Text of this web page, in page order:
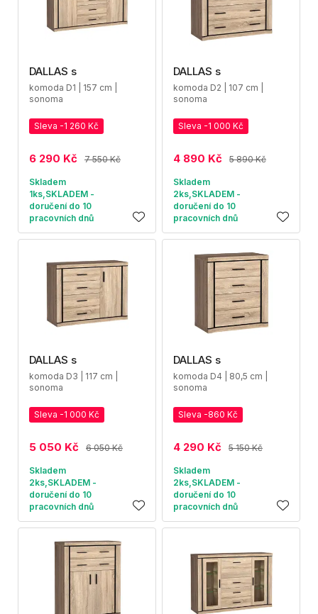
DALLAS s
komoda D1 | 157 cm |
sonoma
Sleva -1 260 Kč
6 290 Kč 7 550 Kč
Skladem
1ks,SKLADEM -
doručení do 10
pracovních dnů
DALLAS s
komoda D2 | 107 cm |
sonoma
Sleva -1 000 Kč
4 890 Kč 5 890 Kč
Skladem
2ks,SKLADEM -
doručení do 10
pracovních dnů
DALLAS s
komoda D3 | 117 cm |
sonoma
Sleva -1 000 Kč
5 050 Kč 6 050 Kč
Skladem
2ks,SKLADEM -
doručení do 10
pracovních dnů
DALLAS s
komoda D4 | 80,5 cm |
sonoma
Sleva -860 Kč
4 290 Kč 5 150 Kč
Skladem
2ks,SKLADEM -
doručení do 10
pracovních dnů